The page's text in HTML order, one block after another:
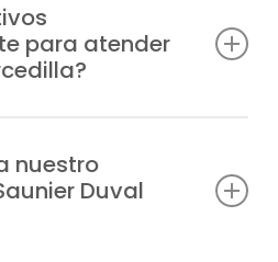
para atender
momento, por
técnico
sin interrupciones.
nuestro
Duval